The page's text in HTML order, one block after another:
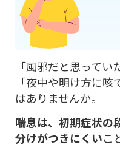
「風邪だと思ってい
「夜中や明け方に
はありませんか。
喘息は、初期症状の
分けがつきにくいこ